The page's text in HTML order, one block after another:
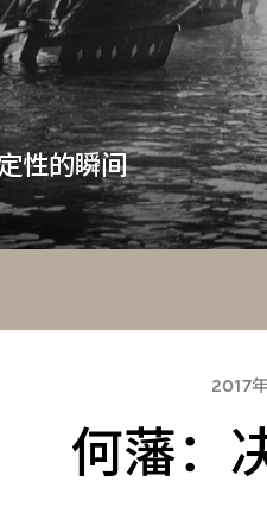
性的瞬间
2017
何藩：